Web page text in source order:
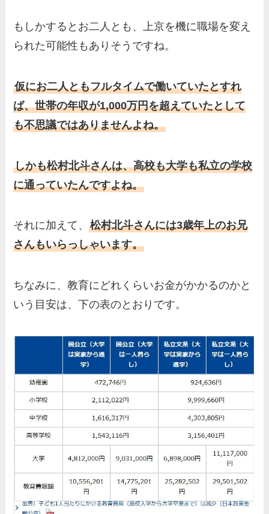
もしかするとお二人とも、上京を機に職場を変え
られた可能性もありそうですね。
仮にお二人ともフルタイムで働いていたとすれ
ば、世帯の年収が1,000万円を超えていたとして
も不思議ではありませんよね。
しかも松村北斗さんは、高校も大学も私立の学校
に通っていたんですよね。
それに加えて、松村北斗さんには3歳年上のお兄
さんもいらっしゃいます。
ちなみに、教育にどれくらいお金がかかるのかと
いう目安は、下の表のとおりです。